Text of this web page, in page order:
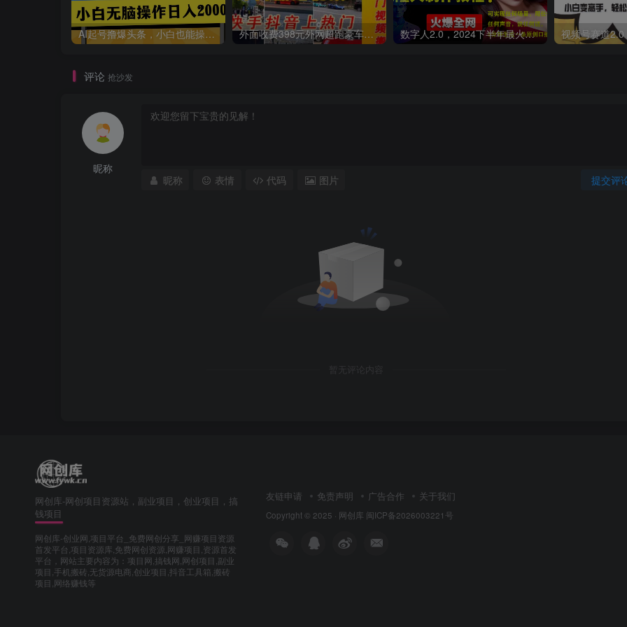
AI起号撸爆头条，小白也能操作，日入2000+ 外面收费398元外网超跑豪车汽车视频搬运至快手抖音上热门项目 数字人2.0，2024下半年最火项目，无限免费生成视频，可实现任何场景，用任何形象，任何声音，说任何话，5分钟生成一条原创口播视频。
评论 抢沙发
昵称
提交评
昵称 表情 代码 图片
暂无评论内容
网创库-网创项目资源站，副业项目，创业项目，搞
钱项目
网创库-创业网,项目平台_免费网创分享_网赚项目资源
首发平台,项目资源库,免费网创资源,网赚项目,资源首发
平台，网站主要内容为：项目网,搞钱网,网创项目,副业
项目,手机搬砖,无货源电商,创业项目,抖音工具箱,搬砖
项目,网络赚钱等
友链申请 免责声明 广告合作 关于我们
Copyright © 2025 · 网创库 闽ICP备2026003221号